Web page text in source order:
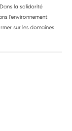
Dans la solidarité
l'environnement
sur les domaines